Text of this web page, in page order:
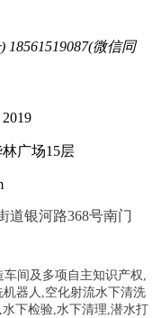
18561519087(微信同
广场15层
道银河路368号南门
间及多项自主知识产权,
器人,空化射流水下清洗
下检验,水下清理,潜水打